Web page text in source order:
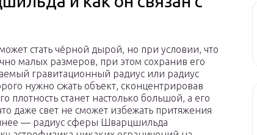
стать чёрной дырой, но при условии, что
малых размеров, при этом сохранив его
гравитационный радиус или радиус
нужно сжать объект, сконцентрировав
плотность станет настолько большой, а его
даже свет не сможет избежать притяжения
— радиус сферы Шварцшильда